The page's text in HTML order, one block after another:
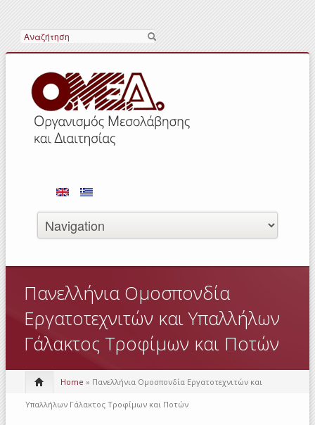
Search
Πανελλήνια Ομοσπονδία
Εργατοτεχνιτών και Υπαλλήλων
Γάλακτος Τροφίμων και Ποτών
Home » Πανελλήνια Ομοσπονδία Εργατοτεχνιτών και
Υπαλλήλων Γάλακτος Τροφίμων και Ποτών